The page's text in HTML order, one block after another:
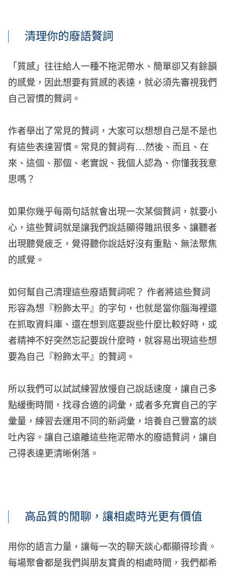
清理你的廢語贅詞
「質感」往往給人一種不拖泥帶水、簡單卻又有餘韻
的感覺，因此想要有質感的表達，就必須先審視我們
自己習慣的贅詞。
作者舉出了常見的贅詞，大家可以想想自己是不是也
有這些表達習慣。常見的贅詞有…然後、而且、在
來、這個、那個、老實說、我個人認為、你懂我我意
思嗎？
如果你幾乎每兩句話就會出現一次某個贅詞，就要小
心，這些贅詞就是讓我們說話顯得雜訊很多、讓聽者
出現聽覺疲乏，覺得聽你說話好沒有重點、無法聚焦
的感覺。
如何幫自己清理這些廢語贅詞呢？ 作者將這些贅詞
形容為想『粉飾太平』的字句，也就是當你腦海裡還
在抓取資料庫、還在想到底要說些什麼比較好時，或
者精神不好突然忘記要說什麼時，就容易出現這些想
要為自己『粉飾太平』的贅詞。
所以我們可以試試練習放慢自己說話速度，讓自己多
點緩衝時間，找尋合適的詞彙，或者多充實自己的字
彙量，練習去運用不同的新詞彙，培養自己豐富的談
吐內容 。讓自己遠離這些拖泥帶水的廢語贅詞，讓自
己得表達更清晰俐落。
高品質的閒聊，讓相處時光更有價值
用你的語言力量，讓每一次的聊天談心都顯得珍貴。
每場聚會都是我們與朋友寶貴的相處時間，我們都希